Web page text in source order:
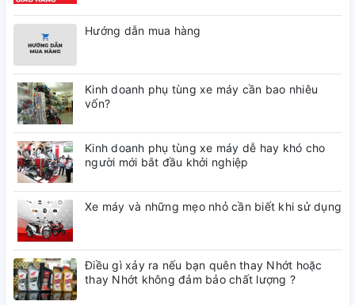
Hướng dẫn mua hàng
Kinh doanh phụ tùng xe máy cần bao nhiêu
vốn?
Kinh doanh phụ tùng xe máy dễ hay khó cho
người mới bắt đầu khởi nghiệp
Xe máy và những mẹo nhỏ cần biết khi sử dụng
Điều gì xảy ra nếu bạn quên thay Nhớt hoặc
thay Nhớt không đảm bảo chất lượng ?